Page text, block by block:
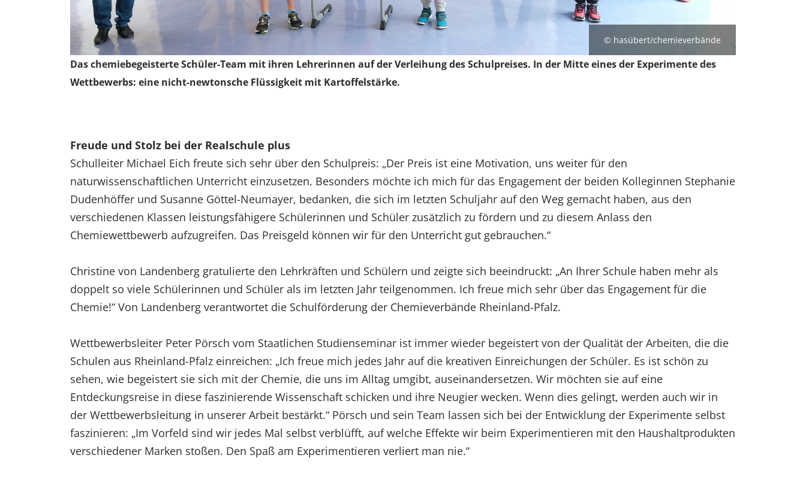
© hasübert/chemieverbände
Das chemiebegeisterte Schüler-Team mit ihren Lehrerinnen auf der Verleihung des Schulpreises. In der Mitte eines der Experimente des
Wettbewerbs: eine nicht-newtonsche Flüssigkeit mit Kartoffelstärke.
Freude und Stolz bei der Realschule plus
Schulleiter Michael Eich freute sich sehr über den Schulpreis: „Der Preis ist eine Motivation, uns weiter für den
naturwissenschaftlichen Unterricht einzusetzen. Besonders möchte ich mich für das Engagement der beiden Kolleginnen Stephanie
Dudenhöffer und Susanne Göttel-Neumayer, bedanken, die sich im letzten Schuljahr auf den Weg gemacht haben, aus den
verschiedenen Klassen leistungsfähigere Schülerinnen und Schüler zusätzlich zu fördern und zu diesem Anlass den
Chemiewettbewerb aufzugreifen. Das Preisgeld können wir für den Unterricht gut gebrauchen.“
Christine von Landenberg gratulierte den Lehrkräften und Schülern und zeigte sich beeindruckt: „An Ihrer Schule haben mehr als
doppelt so viele Schülerinnen und Schüler als im letzten Jahr teilgenommen. Ich freue mich sehr über das Engagement für die
Chemie!“ Von Landenberg verantwortet die Schulförderung der Chemieverbände Rheinland-Pfalz.
Wettbewerbsleiter Peter Pörsch vom Staatlichen Studienseminar ist immer wieder begeistert von der Qualität der Arbeiten, die die
Schulen aus Rheinland-Pfalz einreichen: „Ich freue mich jedes Jahr auf die kreativen Einreichungen der Schüler. Es ist schön zu
sehen, wie begeistert sie sich mit der Chemie, die uns im Alltag umgibt, auseinandersetzen. Wir möchten sie auf eine
Entdeckungsreise in diese faszinierende Wissenschaft schicken und ihre Neugier wecken. Wenn dies gelingt, werden auch wir in
der Wettbewerbsleitung in unserer Arbeit bestärkt.“ Pörsch und sein Team lassen sich bei der Entwicklung der Experimente selbst
faszinieren: „Im Vorfeld sind wir jedes Mal selbst verblüfft, auf welche Effekte wir beim Experimentieren mit den Haushaltprodukten
verschiedener Marken stoßen. Den Spaß am Experimentieren verliert man nie.“